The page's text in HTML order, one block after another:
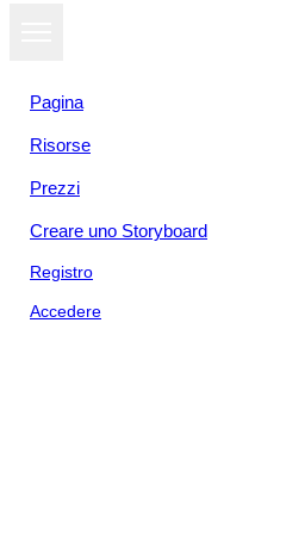
Pagina
Risorse
Prezzi
Creare uno Storyboard
Registro
Accedere